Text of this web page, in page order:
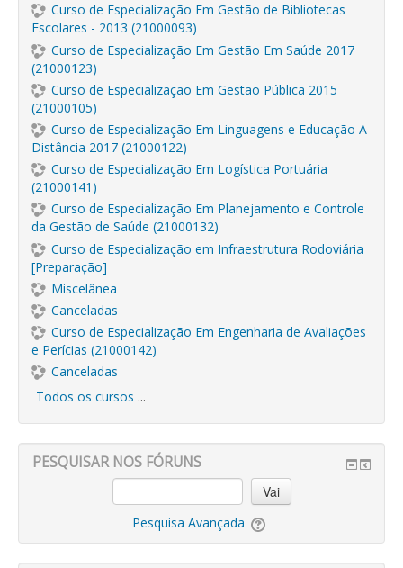
Curso de Especialização Em Gestão de Bibliotecas
Escolares - 2013 (21000093)
Curso de Especialização Em Gestão Em Saúde 2017
(21000123)
Curso de Especialização Em Gestão Pública 2015
(21000105)
Curso de Especialização Em Linguagens e Educação A
Distância 2017 (21000122)
Curso de Especialização Em Logística Portuária
(21000141)
Curso de Especialização Em Planejamento e Controle
da Gestão de Saúde (21000132)
Curso de Especialização em Infraestrutura Rodoviária
[Preparação]
Miscelânea
Canceladas
Curso de Especialização Em Engenharia de Avaliações
e Perícias (21000142)
Canceladas
Todos os cursos ...
PESQUISAR NOS FÓRUNS
Vai
Pesquisa Avançada